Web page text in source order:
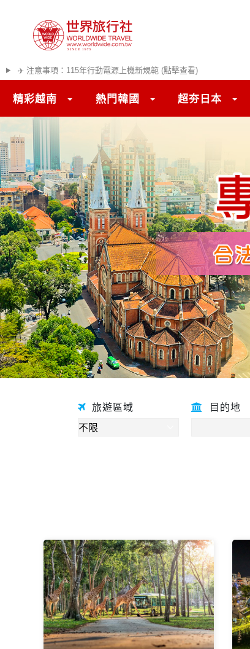
✈️ 注意事項：115年行動電源上機新規範 (點擊查看)
精彩越南 熱門韓國 超夯日本
往前
旅遊區域 目的地